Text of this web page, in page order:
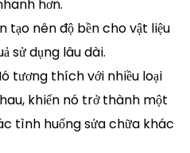
hơn.
tạo nên độ bền cho vật liệu
sử dụng lâu dài.
tương thích với nhiều loại
khiến nó trở thành một
tình huống sửa chữa khác